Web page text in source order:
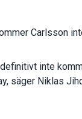
Carlsson
inte
säger Niklas